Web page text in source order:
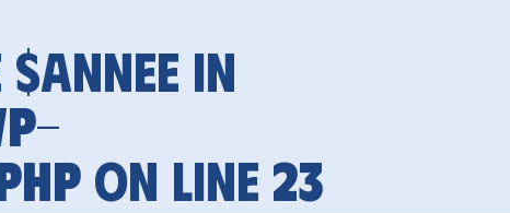
in
on line 23